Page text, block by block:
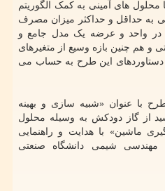
های آمینی به کمک الگوریتم
به حداقل و حداکثر میزان مصرف
واحد و عرضه یک مدل جامع و
و هم چنین بازه وسیع از متغیرهای
دستاوردهای این طرح به حساب می
با عنوان «شبیه سازی و بهینه
از گاز دودکش به وسیله محلول
ماشین» با هدایت و راهنمایی
مهندسی شیمی دانشگاه صنعتی